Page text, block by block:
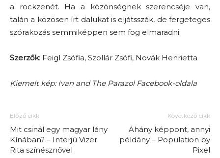
a rockzenét. Ha a közönségnek szerencséje van,
talán a közösen írt dalukat is eljátsszák, de fergeteges
szórakozás semmiképpen sem fog elmaradni.
Szerzők: Feigl Zsófia, Szollár Zsófi, Novák Henrietta
Kiemelt kép: Ivan and The Parazol Facebook-oldala
Előző cikk
Mit csinál egy magyar lány
Kínában? – Interjú Vizer
Rita színésznővel
Következő cikk
Ahány képpont, annyi
példány – Population by
Pixel